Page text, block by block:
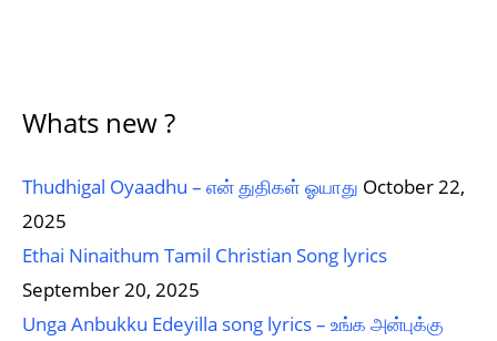
Whats new ?
Thudhigal Oyaadhu – என் துதிகள் ஓயாது October 22,
2025
Ethai Ninaithum Tamil Christian Song lyrics
September 20, 2025
Unga Anbukku Edeyilla song lyrics – உங்க அன்புக்கு